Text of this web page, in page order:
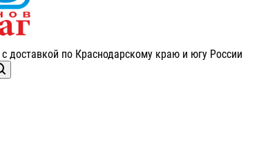
доставкой по Краснодарскому краю и югу России